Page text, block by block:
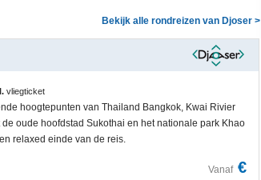
Bekijk alle rondreizen van Djoser >
vliegticket
hoogtepunten van Thailand Bangkok, Kwai Rivier
oude hoofdstad Sukothai en het nationale park Khao
relaxed einde van de reis.
Vanaf €